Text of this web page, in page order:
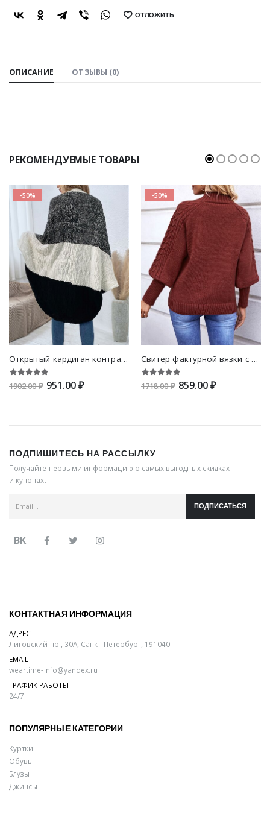
SHARE: ОТЛОЖИТЬ
ОПИСАНИЕ ОТЗЫВЫ (0)
РЕКОМЕНДУЕМЫЕ ТОВАРЫ
-50%
Открытый кардиган контрастный с рукавами "доломан"
1902.00 ₽ 951.00 ₽
-50%
Свитер фактурной вязки с воротником-стойкой
1718.00 ₽ 859.00 ₽
ПОДПИШИТЕСЬ НА РАССЫЛКУ
Получайте первыми информацию о самых выгодных скидках
и купонах.
ПОДПИСАТЬСЯ
ВК
КОНТАКТНАЯ ИНФОРМАЦИЯ
АДРЕС
Лиговский пр., 30А, Санкт-Петербург, 191040
EMAIL
weartime-info@yandex.ru
ГРАФИК РАБОТЫ
24/7
ПОПУЛЯРНЫЕ КАТЕГОРИИ
Куртки
Обувь
Блузы
Джинсы